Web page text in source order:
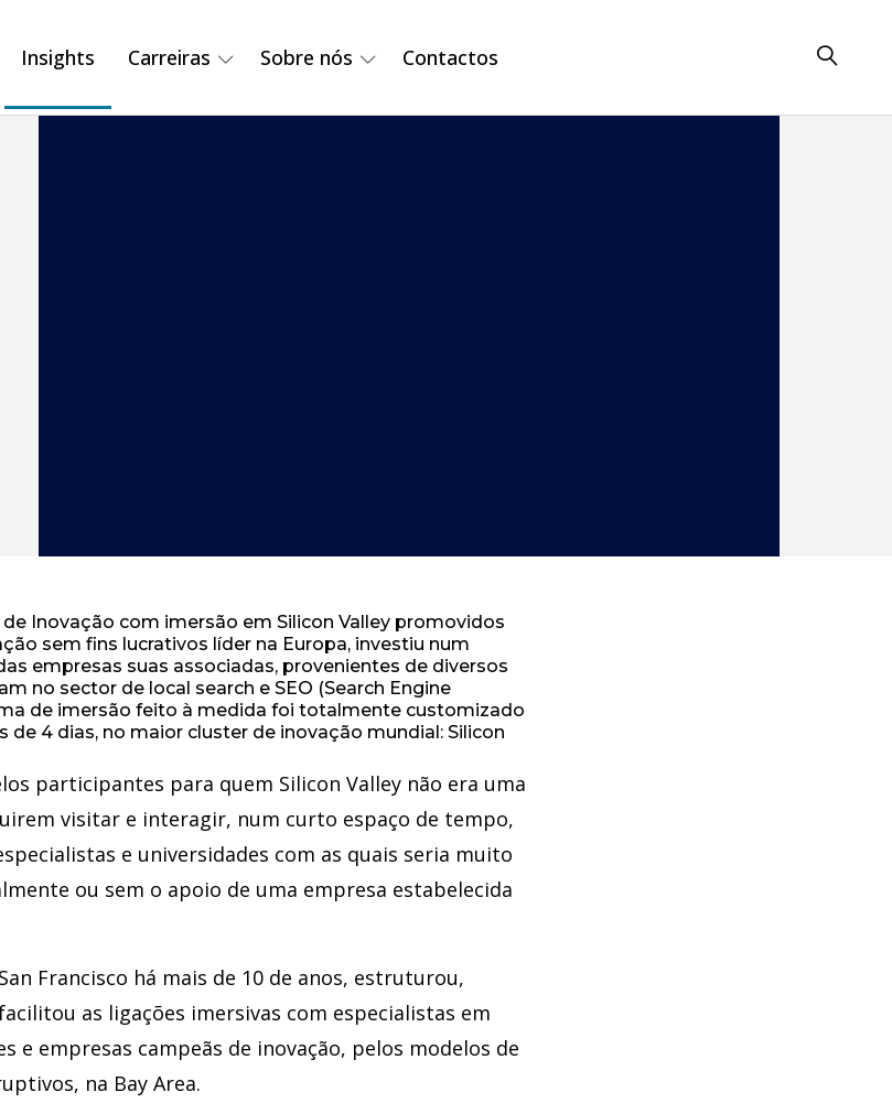
Insights Carreiras Sobre nós Contactos
Inovação com imersão em Silicon Valley promovidos
sem fins lucrativos líder na Europa, investiu num
empresas suas associadas, provenientes de diversos
no sector de local search e SEO (Search Engine
de imersão feito à medida foi totalmente customizado
de 4 dias, no maior cluster de inovação mundial: Silicon
participantes para quem Silicon Valley não era uma
visitar e interagir, num curto espaço de tempo,
e universidades com as quais seria muito
ou sem o apoio de uma empresa estabelecida
Francisco há mais de 10 de anos, estruturou,
as ligações imersivas com especialistas em
e empresas campeãs de inovação, pelos modelos de
na Bay Area.